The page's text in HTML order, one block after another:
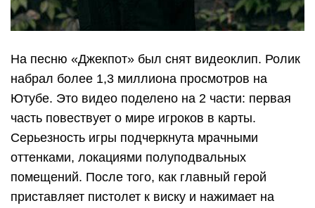
На песню «Джекпот» был снят видеоклип. Ролик
набрал более 1,3 миллиона просмотров на
Ютубе. Это видео поделено на 2 части: первая
часть повествует о мире игроков в карты.
Серьезность игры подчеркнута мрачными
оттенками, локациями полуподвальных
помещений. После того, как главный герой
приставляет пистолет к виску и нажимает на